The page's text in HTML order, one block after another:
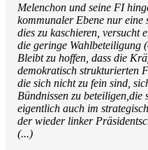
Melenchon und seine FI
kommunaler Ebene nur eine
dies zu kaschieren, versucht
die geringe Wahlbeteiligung
Bleibt zu hoffen, dass die
demokratisch strukturierten
die sich nicht zu fein sind,
Bündnissen zu
eigentlich auch im
der wieder linker
(...)